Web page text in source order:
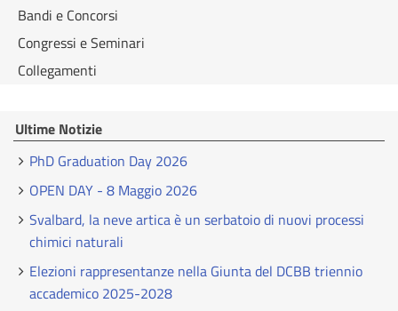
Bandi e Concorsi
Congressi e Seminari
Collegamenti
Ultime Notizie
PhD Graduation Day 2026
OPEN DAY - 8 Maggio 2026
Svalbard, la neve artica è un serbatoio di nuovi processi
chimici naturali
Elezioni rappresentanze nella Giunta del DCBB triennio
accademico 2025-2028